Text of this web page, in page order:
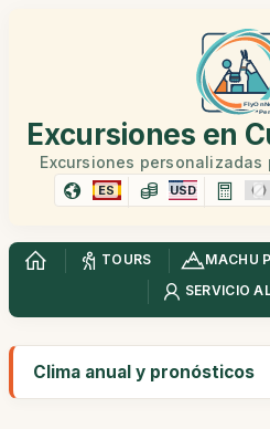
Excursiones en
Excursiones
ES USD
TOURS MACHU
SERVICIO
Clima anual y pronósticos